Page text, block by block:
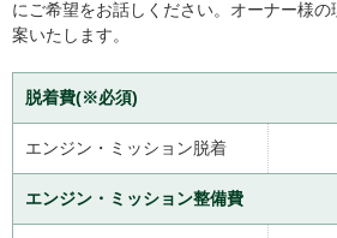
にご希望をお話しください。オーナー様
案いたします。
脱着費(※必須)
エンジン・ミッション脱着
エンジン・ミッション整備費